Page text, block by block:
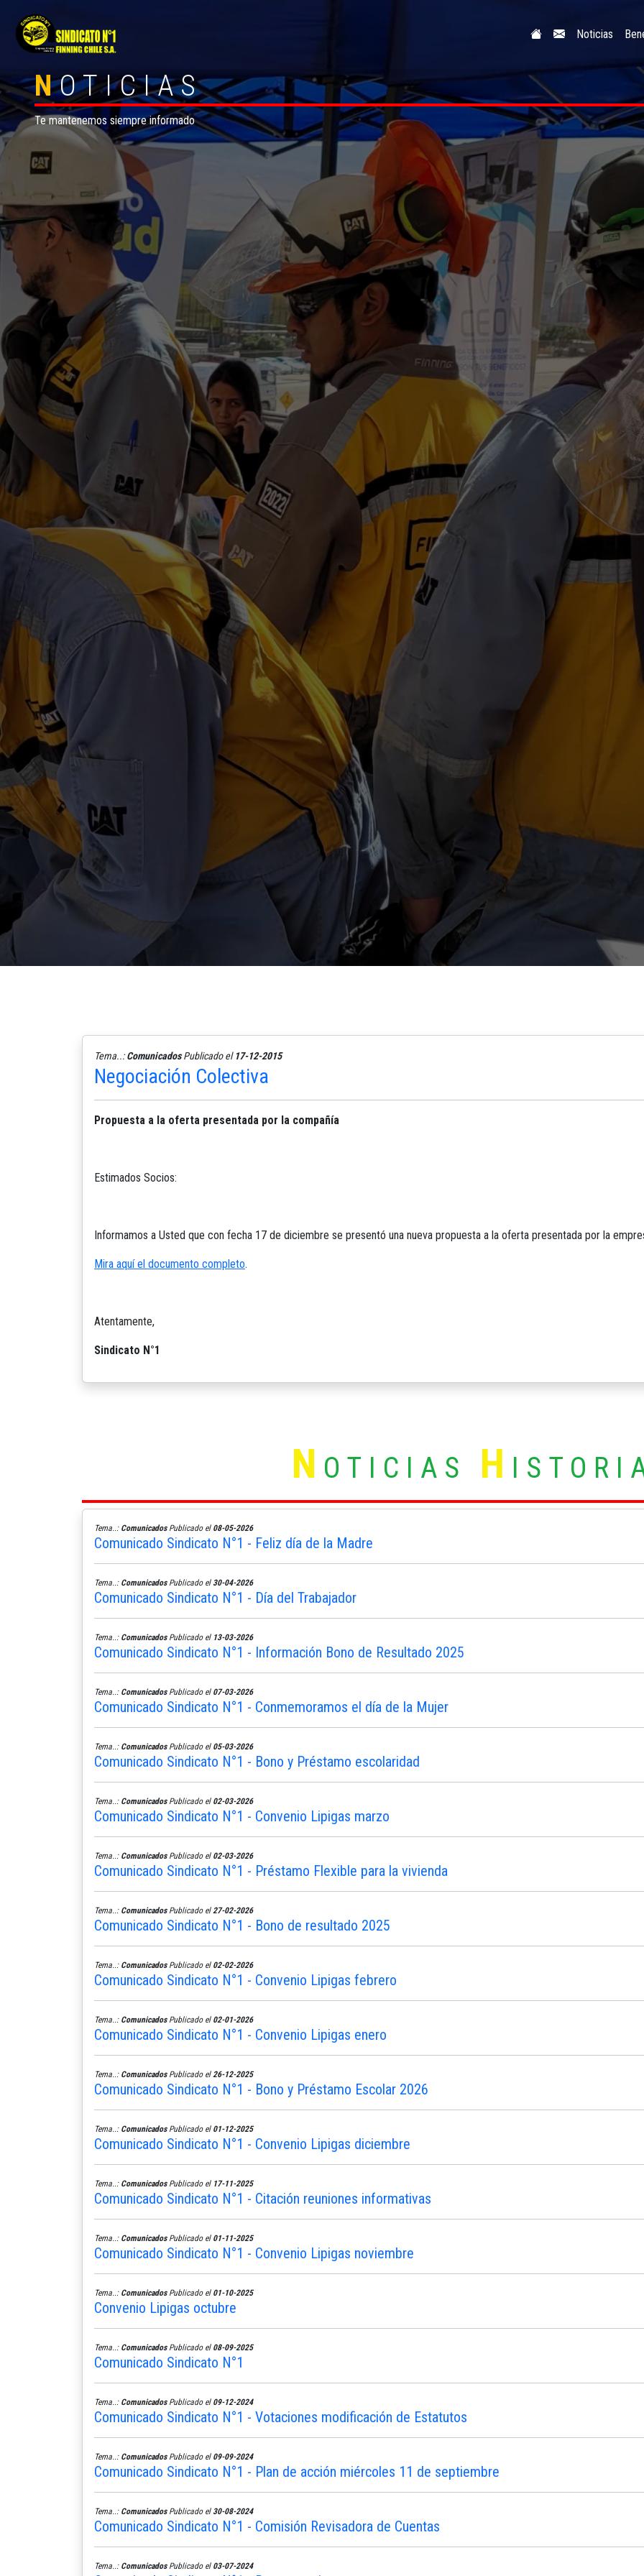
Noticias
NOTICIAS
Te mantenemos siempre informado
Tema..:ComunicadosPublicado el 17-12-2015
Negociación Colectiva
Propuesta a la oferta presentada por la compañía
Estimados Socios:
Informamos a Usted que con fecha 17 de diciembre se presentó una nueva propuesta a la oferta presentada por la
Mira aquí el documento completo.
Atentamente,
Sindicato N°1
N OTICIAS H
Tema..: ComunicadosPublicado el 08-05-2026
Comunicado Sindicato N°1 - Feliz día de la Madre
Tema..: ComunicadosPublicado el 30-04-2026
Comunicado Sindicato N°1 - Día del Trabajador
Tema..: ComunicadosPublicado el 13-03-2026
Comunicado Sindicato N°1 - Información Bono de Resultado 2025
Tema..: ComunicadosPublicado el 07-03-2026
Comunicado Sindicato N°1 - Conmemoramos el día de la Mujer
Tema..: ComunicadosPublicado el 05-03-2026
Comunicado Sindicato N°1 - Bono y Préstamo escolaridad
Tema..: ComunicadosPublicado el 02-03-2026
Comunicado Sindicato N°1 - Convenio Lipigas marzo
Tema..: ComunicadosPublicado el 02-03-2026
Comunicado Sindicato N°1 - Préstamo Flexible para la vivienda
Tema..: ComunicadosPublicado el27-02-2026
Comunicado Sindicato N°1 - Bono de resultado 2025
Tema..: ComunicadosPublicado el 02-02-2026
Comunicado Sindicato N°1 - Convenio Lipigas febrero
Tema..: ComunicadosPublicado el 02-01-2026
Comunicado Sindicato N°1 - Convenio Lipigas enero
Tema..: ComunicadosPublicado el26-12-2025
Comunicado Sindicato N°1 - Bono y Préstamo Escolar 2026
Tema..: ComunicadosPublicado el 01-12-2025
Comunicado Sindicato N°1 - Convenio Lipigas diciembre
Tema..: ComunicadosPublicado el 17-11-2025
Comunicado Sindicato N°1 - Citación reuniones informativas
Tema..: ComunicadosPublicado el 01-11-2025
Comunicado Sindicato N°1 - Convenio Lipigas noviembre
Tema..: ComunicadosPublicado el 01-10-2025
Convenio Lipigas octubre
Tema..: ComunicadosPublicado el 08-09-2025
Comunicado Sindicato N°1
Tema..: ComunicadosPublicado el 09-12-2024
Comunicado Sindicato N°1 - Votaciones modificación de Estatutos
Tema..: ComunicadosPublicado el 09-09-2024
Comunicado Sindicato N°1 - Plan de acción miércoles 11 de septiembre
Tema..: ComunicadosPublicado el 30-08-2024
Comunicado Sindicato N°1 - Comisión Revisadora de Cuentas
Tema..: ComunicadosPublicado el 03-07-2024